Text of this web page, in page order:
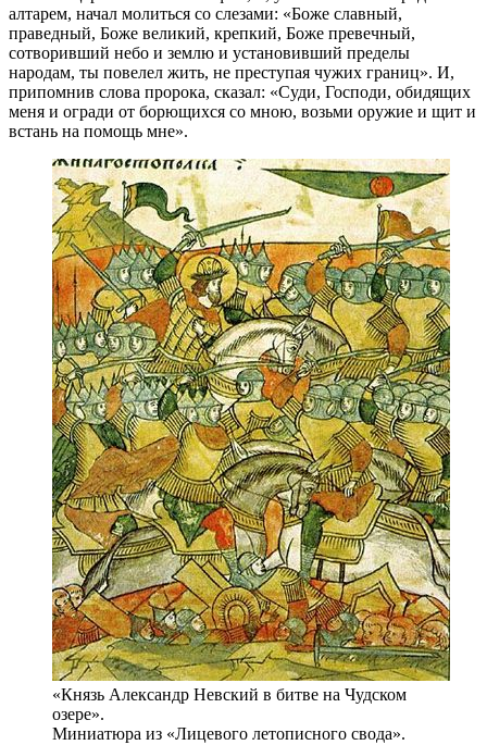
алтарем, начал молиться со слезами: «Боже славный,
праведный, Боже великий, крепкий, Боже превечный,
сотворивший небо и землю и установивший пределы
народам, ты повелел жить, не преступая чужих границ». И,
припомнив слова пророка, сказал: «Суди, Господи, обидящих
меня и огради от борющихся со мною, возьми оружие и щит и
встань на помощь мне».
«Князь Александр Невский в битве на Чудском
озере».
Миниатюра из «Лицевого летописного свода».